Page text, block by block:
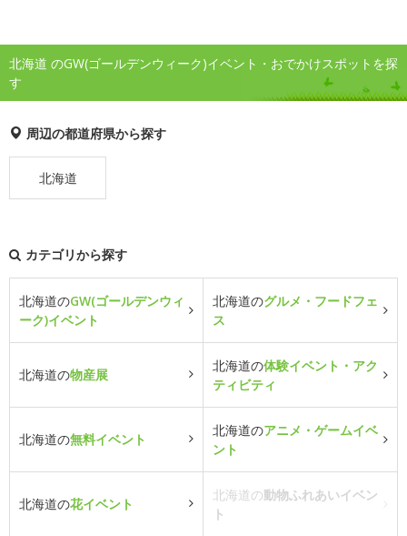
北海道 のGW(ゴールデンウィーク)イベント・おでかけスポットを探
す
周辺の都道府県から探す
北海道
カテゴリから探す
北海道のGW(ゴールデンウィ
ーク)イベント
北海道のグルメ・フードフェ
ス
北海道の物産展
北海道の体験イベント・アク
ティビティ
北海道の無料イベント
北海道のアニメ・ゲームイベ
ント
北海道の花イベント
北海道の動物ふれあいイベン
ト